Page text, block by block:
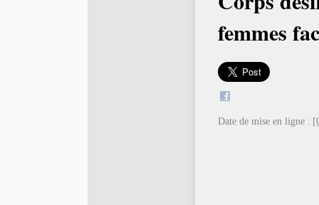
femmes
Date de mise en ligne :